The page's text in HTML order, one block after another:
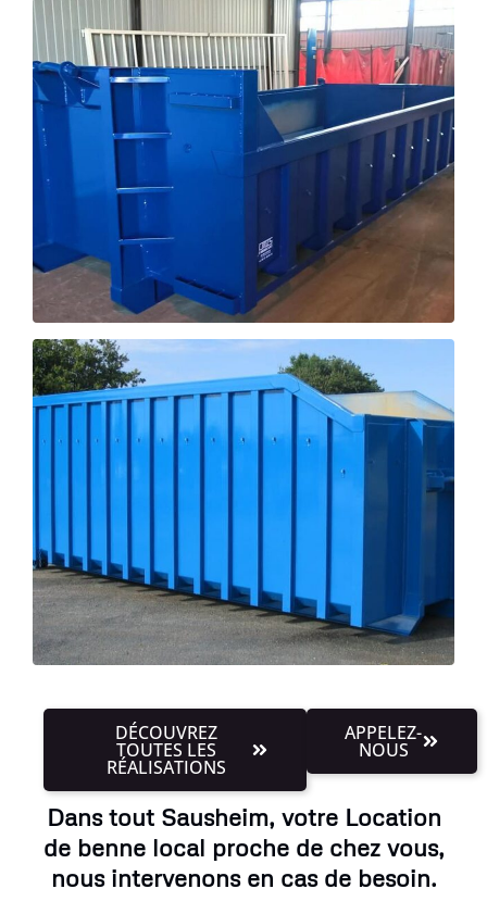
DÉCOUVREZ
TOUTES LES
RÉALISATIONS
APPELEZ-
NOUS
Dans tout Sausheim, votre Location
de benne local proche de chez vous,
nous intervenons en cas de besoin.